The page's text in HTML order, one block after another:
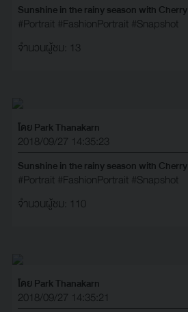
Sunshine in the rainy season with Cherry
#Portrait #FashionPortrait #Snapshot
จำนวนผู้ชม: 13
โดย Park Thanakarn
2018/09/27 14:35:23
Sunshine in the rainy season with Cherry
#Portrait #FashionPortrait #Snapshot
จำนวนผู้ชม: 110
โดย Park Thanakarn
2018/09/27 14:35:21